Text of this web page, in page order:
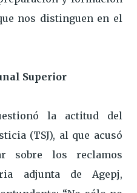
nos distinguen en el
Superior
la actitud del
(TSJ), al que acusó
sobre los reclamos
adjunta de Agepj,